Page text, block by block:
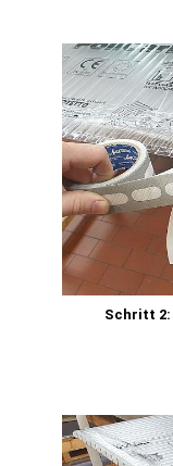
Schritt 2: